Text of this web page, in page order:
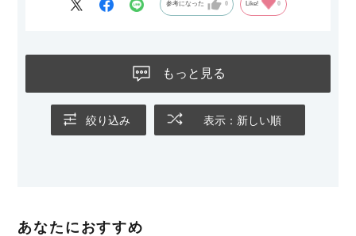
参考になった 0 Like! 0
もっと見る
絞り込み 表示：新しい順
あなたにおすすめ